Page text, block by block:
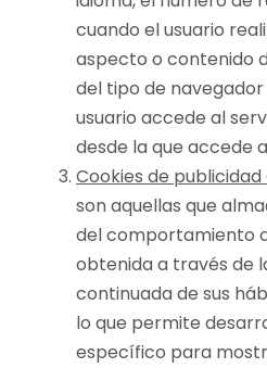
cuando el usuario
aspecto o contenido
del tipo de
usuario accede al
desde la que accede
Cookies de
son aquellas que
del comportamiento
obtenida a través de
continuada de sus
lo que permite
específico para